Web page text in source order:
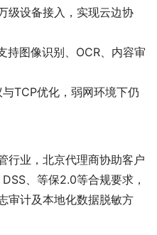
级设备接入，实现云边协
持图像识别、OCR、内容审
与TCP优化，弱网环境下仍
行业，北京代理商协助客户
、等保2.0等合规要求，
审计及本地化数据脱敏方